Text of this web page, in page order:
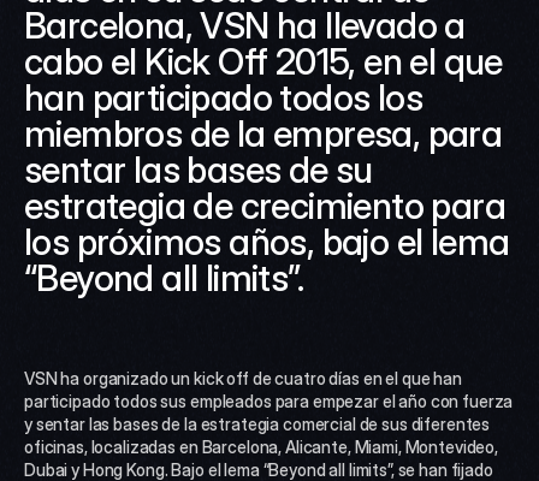
Barcelona, VSN ha llevado a
cabo el Kick Off 2015, en el que
han participado todos los
miembros de la empresa, para
sentar las bases de su
estrategia de crecimiento para
los próximos años, bajo el lema
“Beyond all limits”.
VSN ha organizado un kick off de cuatro días en el que han
participado todos sus empleados para empezar el año con fuerza
y sentar las bases de la estrategia comercial de sus diferentes
oficinas, localizadas en Barcelona, Alicante, Miami, Montevideo,
Dubai y Hong Kong. Bajo el lema “Beyond all limits”, se han fijado